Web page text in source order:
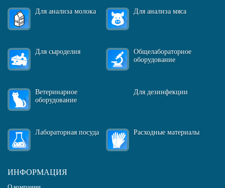
Для анализа молока Для анализа мяса
Для сыроделия
Общелабораторное
оборудование
Ветеринарное
оборудование
Для дезинфекции
Лабораторная посуда Расходные материалы
ИНФОРМАЦИЯ